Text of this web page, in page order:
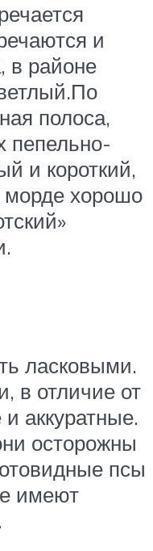
и
в районе
полоса,
пепельно-
и короткий,
морде хорошо
ласковыми.
в отличие от
аккуратные.
осторожны
псы
имеют